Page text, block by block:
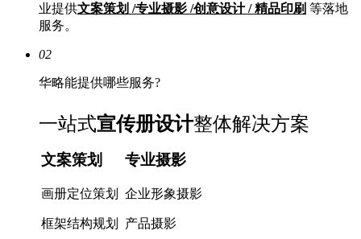
业提供文案策划 /专业摄影 /创意设计 / 精品印刷 等落地
服务。
02
华略能提供哪些服务?
一站式宣传册设计整体解决方案
文案策划
画册定位策划
框架结构规划
专业摄影
企业形象摄影
产品摄影